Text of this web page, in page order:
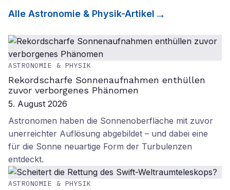
Alle Astronomie & Physik-Artikel
ASTRONOMIE & PHYSIK
Rekordscharfe Sonnenaufnahmen enthüllen
zuvor verborgenes Phänomen
5. August 2026
Astronomen haben die Sonnenoberfläche mit zuvor
unerreichter Auflösung abgebildet – und dabei eine
für die Sonne neuartige Form der Turbulenzen
entdeckt.
ASTRONOMIE & PHYSIK